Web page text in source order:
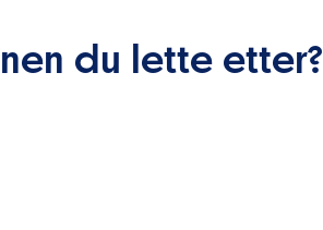
du lette etter?